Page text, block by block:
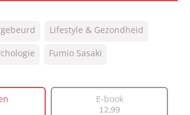
770
Gebonden
Sander Brink, Marike Groot
Lifestyle & Gezondheid
Fumio Sasaki
E-book
12,99